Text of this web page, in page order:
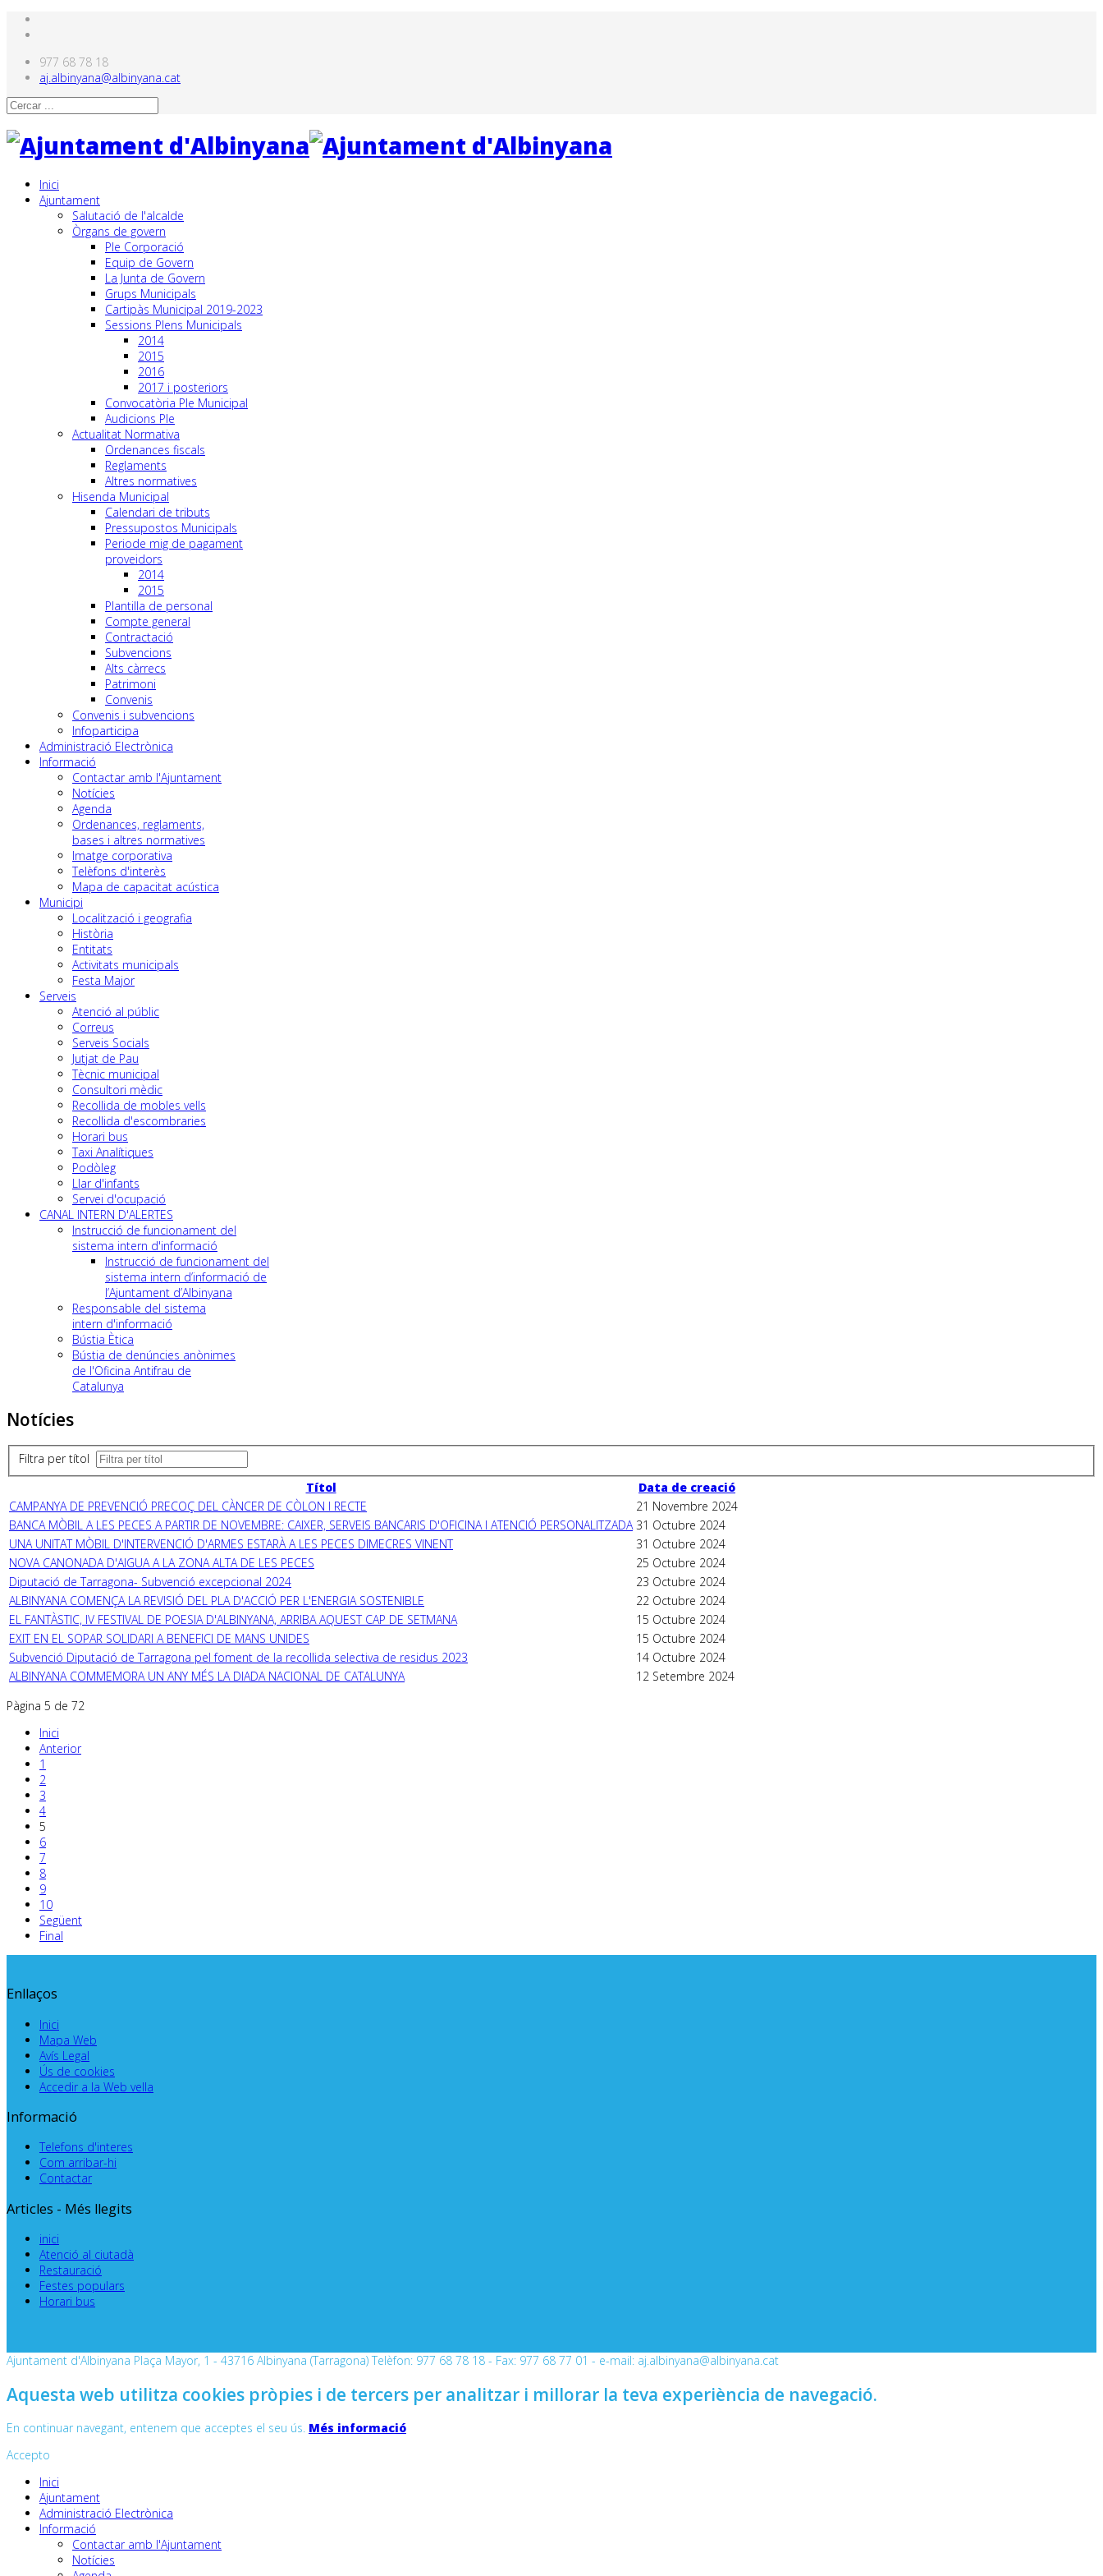
977 68 78 18
aj.albinyana@albinyana.cat
Inici
Ajuntament
Salutació de l'alcalde
Òrgans de govern
Ple Corporació
Equip de Govern
La Junta de Govern
Grups Municipals
Cartipàs Municipal 2019-2023
Sessions Plens Municipals
2014
2015
2016
2017 i posteriors
Convocatòria Ple Municipal
Audicions Ple
Actualitat Normativa
Ordenances fiscals
Reglaments
Altres normatives
Hisenda Municipal
Calendari de tributs
Pressupostos Municipals
Periode mig de pagament
proveidors
2014
2015
Plantilla de personal
Compte general
Contractació
Subvencions
Alts càrrecs
Patrimoni
Convenis
Convenis i subvencions
Infoparticipa
Administració Electrònica
Informació
Contactar amb l'Ajuntament
Notícies
Agenda
Ordenances, reglaments,
bases i altres normatives
Imatge corporativa
Telèfons d'interès
Mapa de capacitat acústica
Municipi
Localització i geografia
Història
Entitats
Activitats municipals
Festa Major
Serveis
Atenció al públic
Correus
Serveis Socials
Jutjat de Pau
Tècnic municipal
Consultori mèdic
Recollida de mobles vells
Recollida d'escombraries
Horari bus
Taxi Analítiques
Podòleg
Llar d'infants
Servei d'ocupació
CANAL INTERN D'ALERTES
Instrucció de funcionament del
sistema intern d'informació
Instrucció de funcionament del
sistema intern d’informació de
l’Ajuntament d’Albinyana
Responsable del sistema
intern d'informació
Bústia Ètica
Bústia de denúncies anònimes
de l'Oficina Antifrau de
Catalunya
Notícies
Filtra per títol
Títol
Data de creació
CAMPANYA DE PREVENCIÓ PRECOÇ DEL CÀNCER DE CÒLON I RECTE
21 Novembre 2024
BANCA MÒBIL A LES PECES A PARTIR DE NOVEMBRE: CAIXER, SERVEIS BANCARIS D'OFICINA I ATENCIÓ PERSONALITZADA 31 Octubre 2024
UNA UNITAT MÒBIL D'INTERVENCIÓ D'ARMES ESTARÀ A LES PECES DIMECRES VINENT
31 Octubre 2024
NOVA CANONADA D'AIGUA A LA ZONA ALTA DE LES PECES
25 Octubre 2024
Diputació de Tarragona- Subvenció excepcional 2024
23 Octubre 2024
ALBINYANA COMENÇA LA REVISIÓ DEL PLA D'ACCIÓ PER L'ENERGIA SOSTENIBLE
22 Octubre 2024
EL FANTÀSTIC, IV FESTIVAL DE POESIA D'ALBINYANA, ARRIBA AQUEST CAP DE SETMANA
15 Octubre 2024
EXIT EN EL SOPAR SOLIDARI A BENEFICI DE MANS UNIDES
15 Octubre 2024
Subvenció Diputació de Tarragona pel foment de la recollida selectiva de residus 2023
14 Octubre 2024
ALBINYANA COMMEMORA UN ANY MÉS LA DIADA NACIONAL DE CATALUNYA
12 Setembre 2024
Pàgina 5 de 72
Inici
Anterior
1
2
3
4
5
6
7
8
9
10
Següent
Final
Enllaços
Inici
Mapa Web
Avís Legal
Ús de cookies
Accedir a la Web vella
Informació
Telefons d'interes
Com arribar-hi
Contactar
Articles - Més llegits
inici
Atenció al ciutadà
Restauració
Festes populars
Horari bus
Ajuntament d'Albinyana Plaça Mayor, 1 - 43716 Albinyana (Tarragona) Telèfon: 977 68 78 18 - Fax: 977 68 77 01 - e-mail: aj.albinyana@albinyana.cat
Aquesta web utilitza cookies pròpies i de tercers per analitzar i millorar la teva experiència de navegació.
En continuar navegant, entenem que acceptes el seu ús. Més informació
Accepto
Inici
Ajuntament
Administració Electrònica
Informació
Contactar amb l'Ajuntament
Notícies